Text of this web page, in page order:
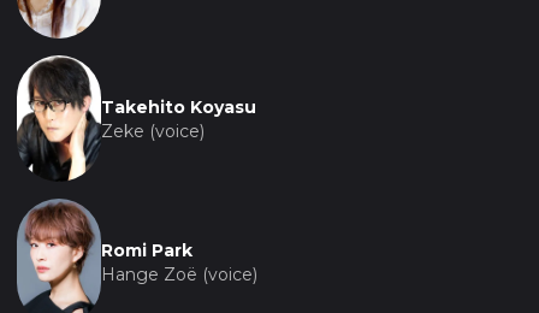
Takehito Koyasu
Zeke (voice)
Romi Park
Hange Zoë (voice)